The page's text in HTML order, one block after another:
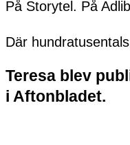
På Storytel. På
Där
Teresa blev
i Aftonbladet.